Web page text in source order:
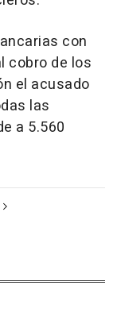
con
cobro de los
el acusado
las
a 5.560